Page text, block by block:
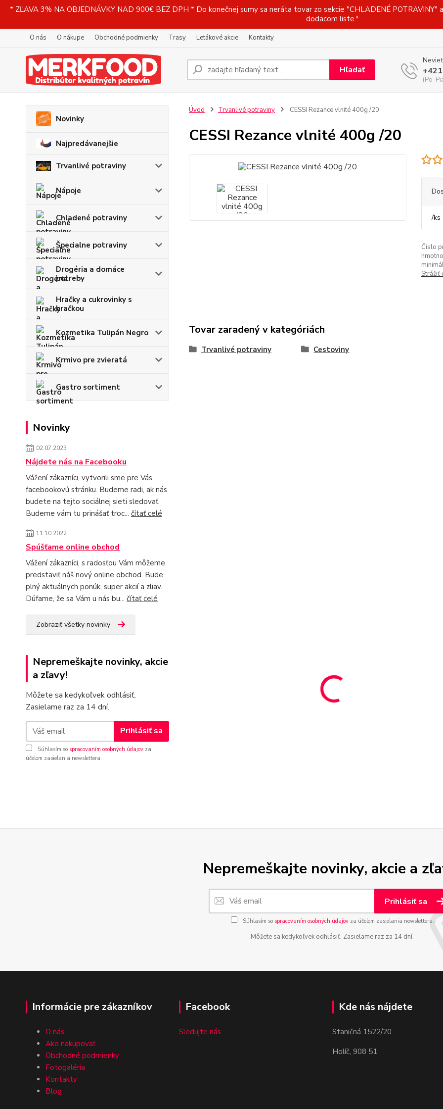
* ZĽAVA 3% NA OBJEDNÁVKY NAD 900€ BEZ DPH * Do konečnej sumy sa neráta tovar zo sekcie "CHLADENÉ
dodacom liste.*
O nás O nákupe Obchodné podmienky Trasy Letákové akcie Kontakty
Hľadať
(Po-
Novinky
Najpredávanejšie
Trvanlivé potraviny
Nápoje
Chladené potraviny
Špecialne potraviny
Drogéria a domáce
potreby
Hračky a cukrovinky s
hračkou
Kozmetika Tulipán Negro
Krmivo pre zvieratá
Gastro sortiment
Novinky
02.07.2023
Nájdete nás na Facebooku
Vážení zákazníci, vytvorili sme pre Vás
facebookovú stránku. Budeme radi, ak nás
budete na tejto sociálnej sieti sledovať.
Budeme vám tu prinášať troc... čítať celé
11.10.2022
Spúšťame online obchod
Vážení zákazníci, s radosťou Vám môžeme
predstaviť náš nový online obchod. Bude
plný aktuálnych ponúk, super akcií a zliav.
Dúfame, že sa Vám u nás bu... čítať celé
Zobraziť všetky novinky
Nepremeškajte novinky, akcie
a zľavy!
Môžete sa kedykoľvek odhlásiť.
Zasielame raz za 14 dní.
Prihlásiť sa
Súhlasím so spracovaním osobných údajov za
účelom zasielania newslettera.
Úvod Trvanlivé potraviny CESSI Rezance vlnité 400g /20
CESSI Rezance vlnité 400g /20
/ks
Číslo
Strážiť
Tovar zaradený v kategóriách
Trvanlivé potraviny Cestoviny
Nepremeškajte novinky, akcie a
Prihlásiť sa
Súhlasím so spracovaním osobných údajovza účelom zasielania newslettera.
Môžete sa kedykoľvek odhlásiť. Zasielame raz za 14 dní.
Informácie pre zákazníkov
O nás
Ako nakupovať
Obchodné podmienky
Fotogaléria
Kontakty
Blog
Facebook
Sledujte nás
Kde nás nájdete
Staničná 1522/20
Holíč, 908 51